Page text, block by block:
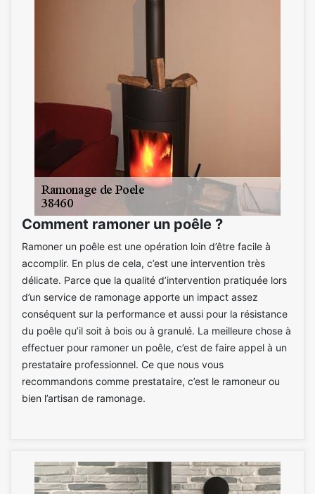
Comment ramoner un poêle ?
Ramoner un poêle est une opération loin d’être facile à
accomplir. En plus de cela, c’est une intervention très
délicate. Parce que la qualité d’intervention pratiquée lors
d’un service de ramonage apporte un impact assez
conséquent sur la performance et aussi pour la résistance
du poêle qu’il soit à bois ou à granulé. La meilleure chose à
effectuer pour ramoner un poêle, c’est de faire appel à un
prestataire professionnel. Ce que nous vous
recommandons comme prestataire, c’est le ramoneur ou
bien l’artisan de ramonage.